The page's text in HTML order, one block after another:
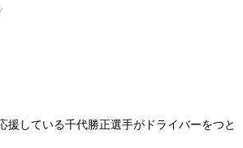
は
援している千代勝正選手がドライバーをつと